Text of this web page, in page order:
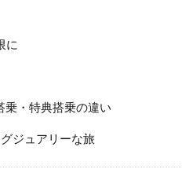
に
乗・特典搭乗の違い
ジュアリーな旅